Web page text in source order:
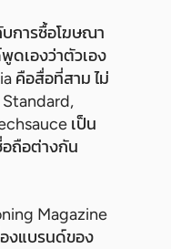
บการซื้อโฆษณา
เองว่าตัวเอง
คือสื่อที่สาม ไม่
Standard,
เป็น
ถือต่างกัน
Magazine
องแบรนด์ของ